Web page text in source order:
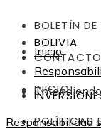
BOLETÍN
CONTACTO
INICIO
POLÍTICAS
BOLIVIA
Inicio
Responsabilidad